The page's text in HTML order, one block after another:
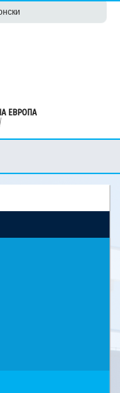
ЕВРОПА